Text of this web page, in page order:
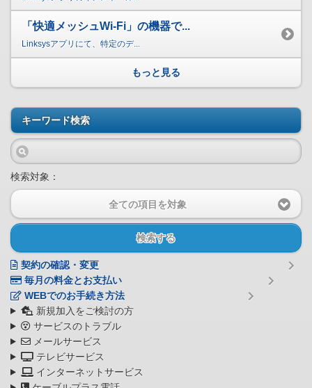
「快適メッシュWi-Fi」の機器で...
Linksysアプリにて、特定のデ...
もっと見る
キーワード検索
検索対象：
全ての項目を対象
検索する
契約の確認・変更
毎月の料金とお支払い
WEBでのお手続き方法
新規加入をご検討の方
サービスのトラブル
メールサービス
テレビサービス
インターネットサービス